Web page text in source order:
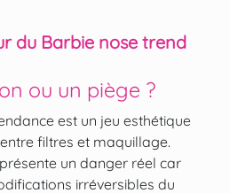
du Barbie nose trend
ou un piège ?
est un jeu esthétique
filtres et maquillage.
un danger réel car
irréversibles du